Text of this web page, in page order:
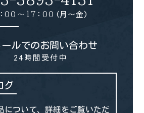
00～17：00 (月～金)
ールでのお問い合わせ
24時間受付中
グ
について、詳細をご覧いただ